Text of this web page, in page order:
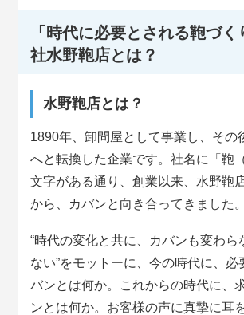
「時代に必要とされる鞄づ
社水野鞄店とは？
水野鞄店とは？
1890年、卸問屋として事業し、その
へと転換した企業です。社名に「鞄
文字がある通り、創業以来、水野鞄
から、カバンと向き合ってきました。
“時代の変化と共に、カバンも変わら
ない”をモットーに、今の時代に、必
バンとは何か。これからの時代に、
ンとは何か。お客様の声に真摯に耳